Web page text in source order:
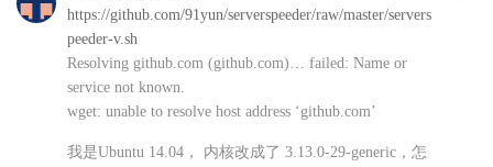
https://github.com/91yun/serverspeeder/raw/master/servers
peeder-v.sh
Resolving github.com (github.com)… failed: Name or
service not known.
wget: unable to resolve host address ‘github.com’
我是Ubuntu 14.04， 内核改成了 3.13.0-29-generic，怎